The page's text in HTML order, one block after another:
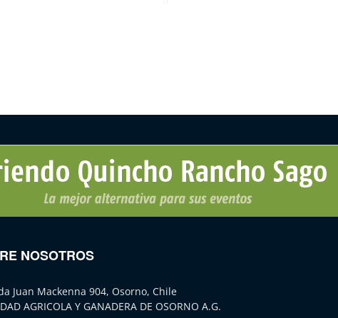
NOSOTROS
Juan Mackenna 904, Osorno, Chile
AGRICOLA Y GANADERA DE OSORNO A.G.